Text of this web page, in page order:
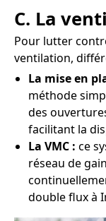
C. La
Pour lutter
ventilation,
La mise en
méthode
des
facilitant la
La VMC : ce
réseau de
double flux à